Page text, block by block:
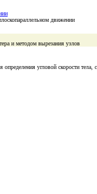
движении
и методом вырезания узлов
угловой скорости